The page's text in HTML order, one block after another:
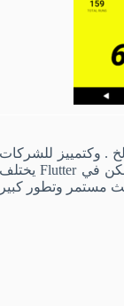
الخ . وكتمييز للشركات
نجد ان لكل نظام تصميم خاص وتجربة مستخدم مميزة يقدمها كلاً من الاطارين ولكن في Flutter يختلف
مستمر وتطور كبير